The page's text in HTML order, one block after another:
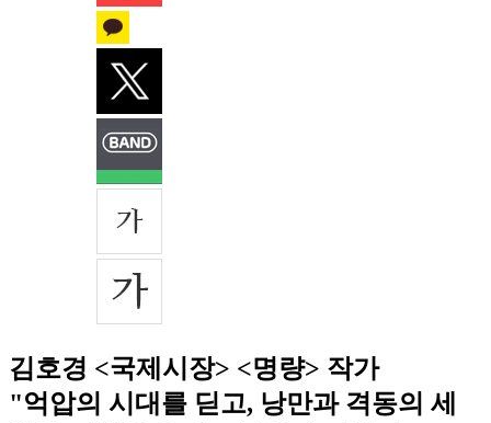
김호경 <국제시장> <명량> 작가
"억압의 시대를 딛고, 낭만과 격동의 세